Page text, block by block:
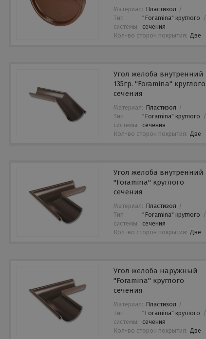
Материал: Пластизол /
Тип
системы:
"Foramina" круглого
сечения
/
Кол-во сторон покрытия: Две
Угол желоба внутренний
135гр. "Foramina" круглого
сечения
Материал: Пластизол /
Тип
системы:
"Foramina" круглого
сечения
/
Кол-во сторон покрытия: Две
Угол желоба внутренний
"Foramina" круглого
сечения
Материал: Пластизол /
Тип
системы:
"Foramina" круглого
сечения
/
Кол-во сторон покрытия: Две
Угол желоба наружный
"Foramina" круглого
сечения
Материал: Пластизол /
Тип
системы:
"Foramina" круглого
сечения
/
Кол-во сторон покрытия: Две